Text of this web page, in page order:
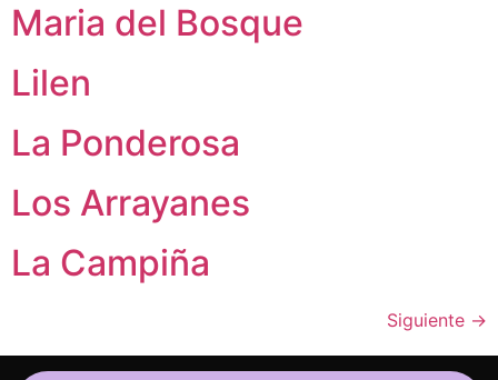
Maria del Bosque
Lilen
La Ponderosa
Los Arrayanes
La Campiña
Siguiente →